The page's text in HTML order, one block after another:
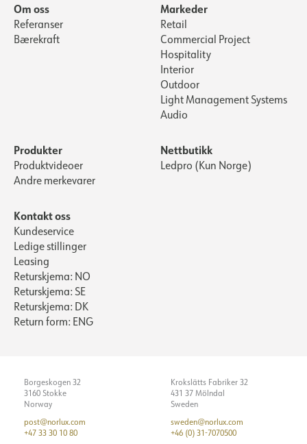
Om oss
Referanser
Bærekraft
Markeder
Retail
Commercial Project
Hospitality
Interior
Outdoor
Light Management Systems
Audio
Produkter
Produktvideoer
Andre merkevarer
Nettbutikk
Ledpro (Kun Norge)
Kontakt oss
Kundeservice
Ledige stillinger
Leasing
Returskjema: NO
Returskjema: SE
Returskjema: DK
Return form: ENG
Borgeskogen 32
3160 Stokke
Norway
post@norlux.com
+47 33 30 10 80
Krokslätts Fabriker 32
431 37 Mölndal
Sweden
sweden@norlux.com
+46 (0) 31-7070500